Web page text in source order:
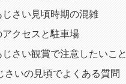
さい見頃時期の混雑
クセスと駐車場
さい観賞で注意したいこと
さいの見頃でよくある質問